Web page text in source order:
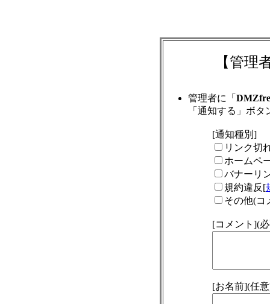
【管理
管理者に「
「通知する」ボ
[通知種別]
リンク切
ホームペ
バナーリ
規約違反[
その他(コ
[コメント](
[お名前](任